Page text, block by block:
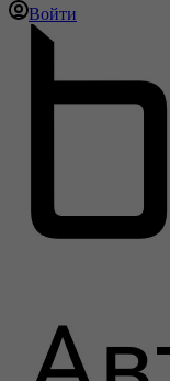
Войти